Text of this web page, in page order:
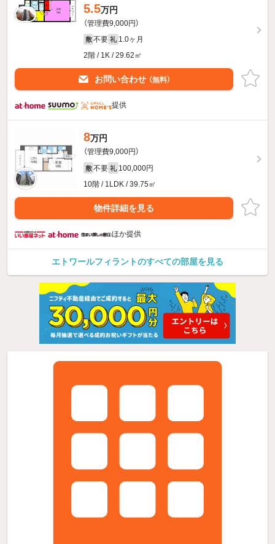
5.5万円
（管理費9,000円）
敷 不要 礼 1.0ヶ月
2階 / 1K / 29.62㎡
お問い合わせ （無料）
提供
8万円
（管理費9,000円）
敷 不要 礼 100,000円
10階 / 1LDK / 39.75㎡
物件詳細を見る
ほか提供
エトワールフィラントのすべての部屋を見る